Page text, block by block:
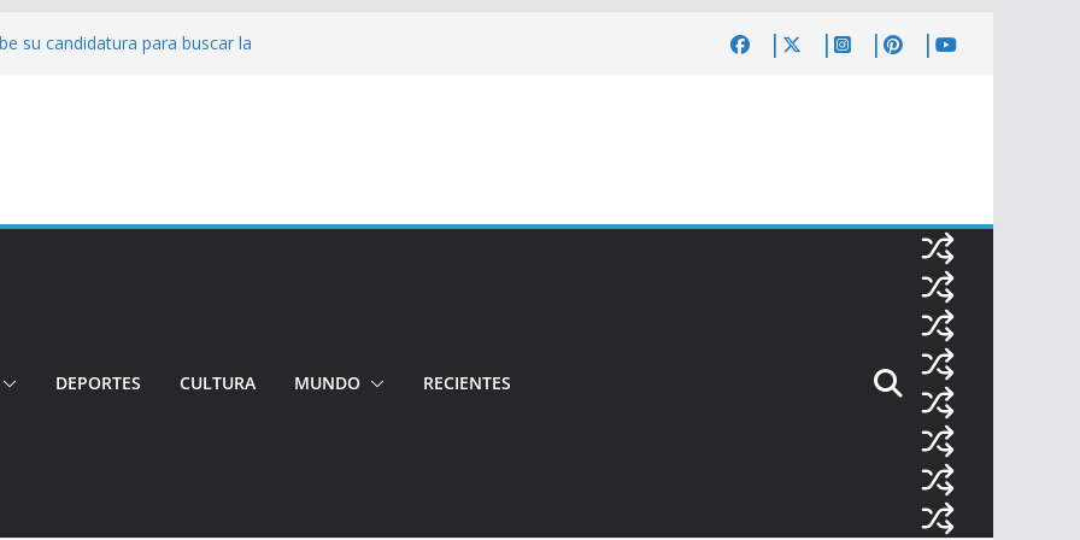
su candidatura para buscar la
Investigan crimen de un hombre en el
e incidentes marcaron la
DEPORTES CULTURA MUNDO RECIENTES